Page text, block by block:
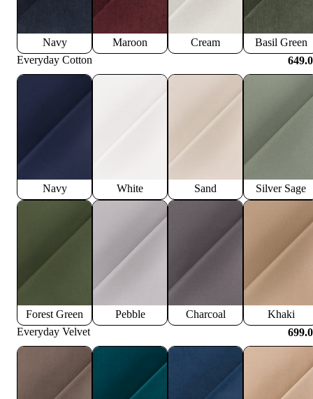
Navy Maroon Cream
Basil Green
Everyday Cotton
Navy White Sand Silver Sage
Forest Green Pebble Charcoal
Khaki
Everyday Velvet